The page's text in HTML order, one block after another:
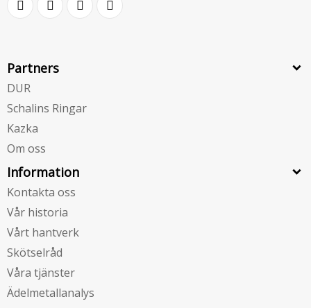
Partners
DUR
Schalins Ringar
Kazka
Om oss
Information
Kontakta oss
Vår historia
Vårt hantverk
Skötselråd
Våra tjänster
Ädelmetallanalys